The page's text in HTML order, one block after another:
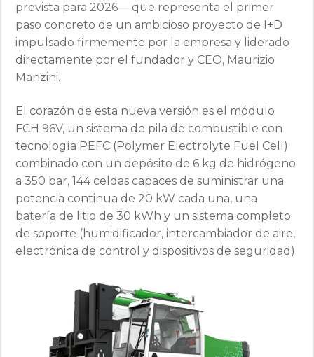
prevista para 2026— que representa el primer
paso concreto de un ambicioso proyecto de I+D
impulsado firmemente por la empresa y liderado
directamente por el fundador y CEO, Maurizio
Manzini.
El corazón de esta nueva versión es el módulo
FCH 96V, un sistema de pila de combustible con
tecnología PEFC (Polymer Electrolyte Fuel Cell)
combinado con un depósito de 6 kg de hidrógeno
a 350 bar, 144 celdas capaces de suministrar una
potencia continua de 20 kW cada una, una
batería de litio de 30 kWh y un sistema completo
de soporte (humidificador, intercambiador de aire,
electrónica de control y dispositivos de seguridad).